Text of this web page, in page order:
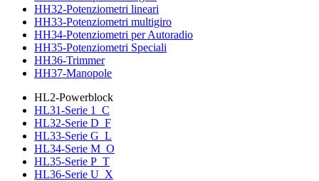
HH32-Potenziometri lineari
HH33-Potenziometri multigiro
HH34-Potenziometri per Autoradio
HH35-Potenziometri Speciali
HH36-Trimmer
HH37-Manopole
HL2-Powerblock
HL31-Serie 1_C
HL32-Serie D_F
HL33-Serie G_L
HL34-Serie M_O
HL35-Serie P_T
HL36-Serie U_X